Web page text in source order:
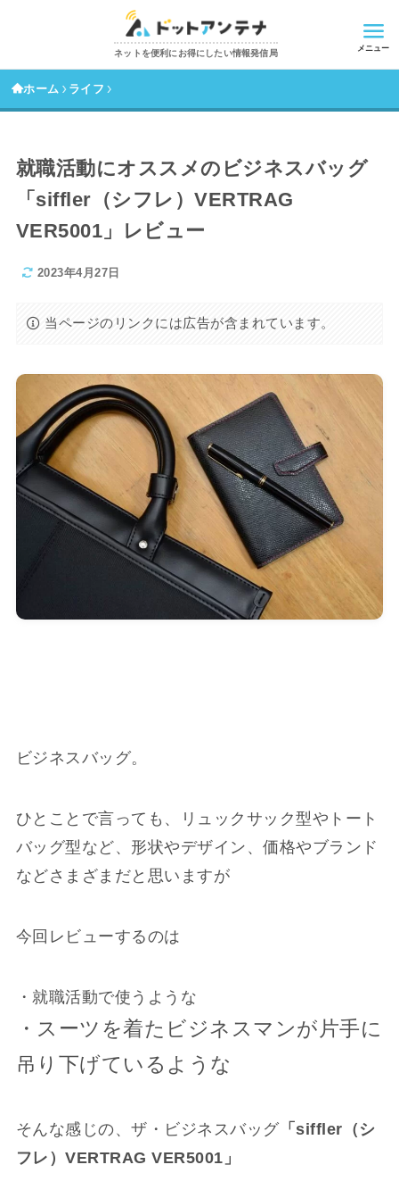
ネットを便利にお得にしたい情報発信局
メニュー
ホーム ライフ
就職活動にオススメのビジネスバッグ
「siffler（シフレ）VERTRAG
VER5001」レビュー
2023年4月27日
当ページのリンクには広告が含まれています。
ビジネスバッグ。
ひとことで言っても、リュックサック型やトート
バッグ型など、形状やデザイン、価格やブランド
などさまざまだと思いますが
今回レビューするのは
・就職活動で使うような
・スーツを着たビジネスマンが片手に
吊り下げているような
そんな感じの、ザ・ビジネスバッグ「siffler（シ
フレ）VERTRAG VER5001」